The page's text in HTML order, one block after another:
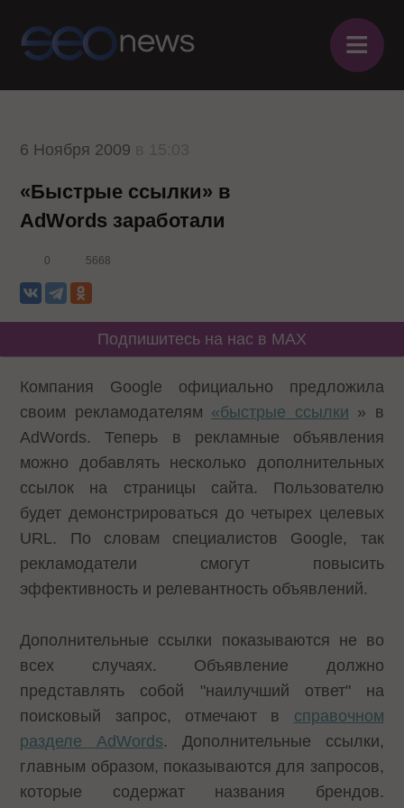
≡
6 Ноября 2009
«Быстрые ссылки» в
AdWords заработали
0 5668
Подпишитесь на нас в MAX
Компания Google официально предложила
своим рекламодателям «быстрые ссылки » в
AdWords. Теперь в рекламные объявления
можно добавлять несколько дополнительных
ссылок на страницы сайта. Пользователю
будет демонстрироваться до четырех целевых
URL. По словам специалистов Google, так
рекламодатели смогут повысить
эффективность и релевантность объявлений.
Дополнительные ссылки показываются не во
всех случаях. Объявление должно
представлять собой "наилучший ответ" на
поисковый запрос, отмечают в справочном
разделе AdWords. Дополнительные ссылки,
главным образом, показываются для запросов,
которые содержат названия брендов.